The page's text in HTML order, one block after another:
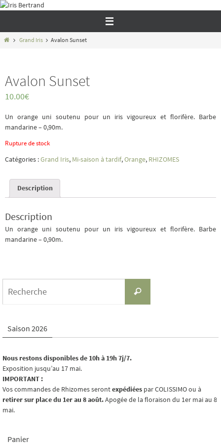
Passer
contenuHomeGrand Iris Avalon Sunset
Avalon Sunset
10.00€
Un orange uni soutenu pour un iris vigoureux et florifère. Barbe
mandarine – 0,90m.
Rupture de stock
Catégories :Grand Iris, Mi-saison à tardif,Orange, RHIZOMES
Description
Description
Un orange uni soutenu pour un iris vigoureux et florifère. Barbe
mandarine – 0,90m.
Recherche
Saison 2026
Nous restons disponibles de 10h à 19h 7j/7.
Exposition jusqu’au 17 mai.
IMPORTANT :
Vos commandes de Rhizomes serontexpédiées par COLISSIMO ou à
retirer sur place du 1er au 8 août.Apogée de la floraison du 1er mai au 8
mai.
Panier